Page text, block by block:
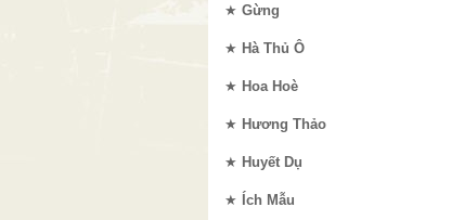
★ Gừng
★ Hà Thủ Ô
★ Hoa Hoè
★ Hương Thảo
★ Huyết Dụ
★ Ích Mẫu